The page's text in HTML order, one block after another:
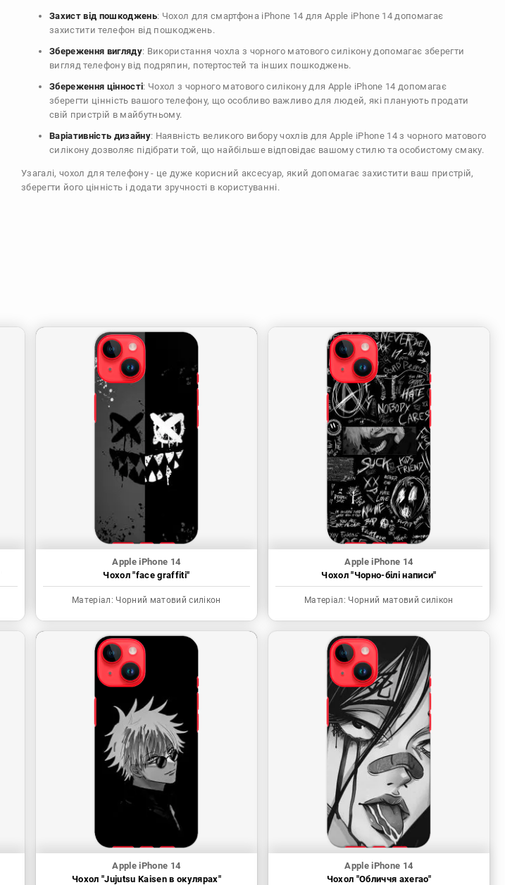
Захист від пошкоджень: Чохол для смартфона iPhone 14 для Apple iPhone 14 допомагає
захистити телефон від пошкоджень.
Збереження вигляду: Використання чохла з чорного матового силікону допомагає зберегти
вигляд телефону від подряпин, потертостей та інших пошкоджень.
Збереження цінності: Чохол з чорного матового силікону для Apple iPhone 14 допомагає
зберегти цінність вашого телефону, що особливо важливо для людей, які планують продати
свій пристрій в майбутньому.
Варіативність дизайну: Наявність великого вибору чохлів для Apple iPhone 14 з чорного матового
силікону дозволяє підібрати той, що найбільше відповідає вашому стилю та особистому смаку.
Узагалі, чохол для телефону - це дуже корисний аксесуар, який допомагає захистити ваш пристрій,
зберегти його цінність і додати зручності в користуванні.
Apple iPhone 14
Чохол "face graffiti"
Матеріал: Чорний матовий силікон
Apple iPhone 14
Чохол "Чорно-білі написи"
Матеріал: Чорний матовий силікон
Apple iPhone 14
Чохол "Jujutsu Kaisen в окулярах"
Apple iPhone 14
Чохол "Обличчя ахегао"